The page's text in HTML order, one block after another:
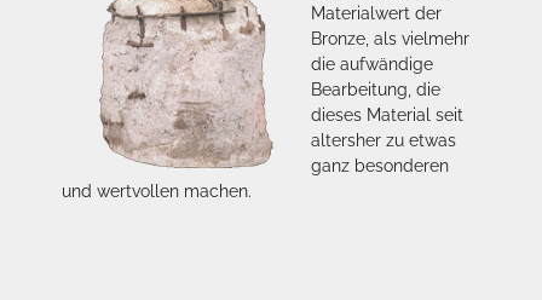
Materialwert der
Bronze, als vielmehr
die aufwändige
Bearbeitung, die
dieses Material seit
altersher zu etwas
ganz besonderen
und wertvollen machen.